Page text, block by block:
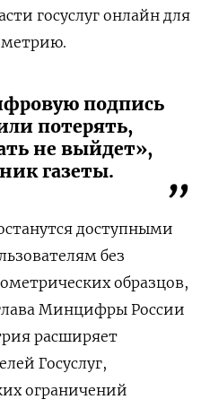
госуслуг онлайн для
подпись
потерять,
не выйдет»,
газеты.
доступными
без
образцов,
Минцифры России
расширяет
Госуслуг,
ограничений